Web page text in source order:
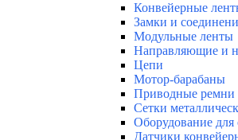
Конвейерные
Замки и
Модульные ленты
Направляющие и
Цепи
Мотор-барабаны
Приводные ремни
Сетки
Оборудование для
Датчики